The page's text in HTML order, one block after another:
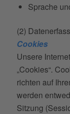
Sprache
(2)
Cookies
Unsere
„Cookies“.
richten auf
werden
Sitzung